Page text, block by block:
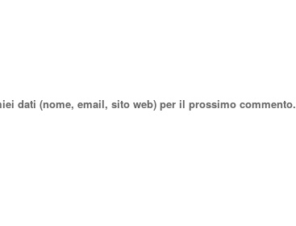
dati (nome, email, sito web) per il prossimo commento.